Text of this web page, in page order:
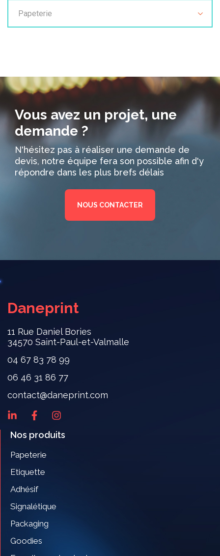
Papeterie
Vous avez un projet, une
demande ?
N'hésitez pas à réaliser une demande de
devis, notre équipe fera son possible afin d'y
répondre dans les plus brefs délais
NOUS CONTACTER
Daneprint
11 Rue Daniel Bories
34570 Saint-Paul-et-Valmalle
04 67 83 78 99
06 46 31 86 77
contact@daneprint.com
Nos produits
Papeterie
Etiquette
Adhésif
Signalétique
Packaging
Goodies